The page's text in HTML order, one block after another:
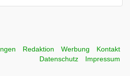
Redaktion Werbung
Kontakt
Datenschutz
Impressum